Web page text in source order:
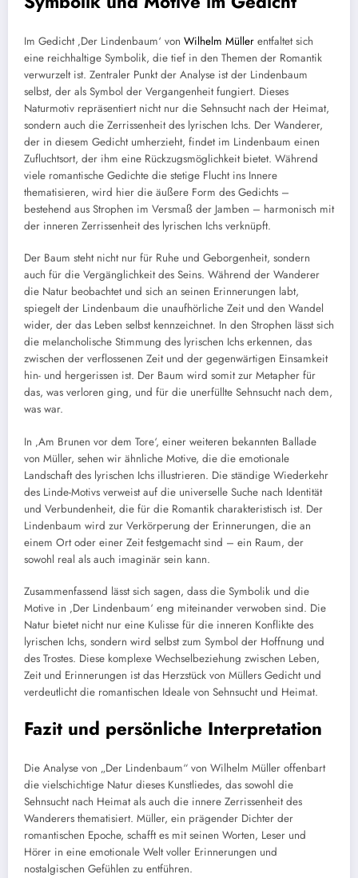
Im Gedicht ‚Der Lindenbaum‘ von Wilhelm Müller entfaltet sich
eine reichhaltige Symbolik, die tief in den Themen der Romantik
verwurzelt ist. Zentraler Punkt der Analyse ist der Lindenbaum
selbst, der als Symbol der Vergangenheit fungiert. Dieses
Naturmotiv repräsentiert nicht nur die Sehnsucht nach der Heimat,
sondern auch die Zerrissenheit des lyrischen Ichs. Der Wanderer,
der in diesem Gedicht umherzieht, findet im Lindenbaum einen
Zufluchtsort, der ihm eine Rückzugsmöglichkeit bietet. Während
viele romantische Gedichte die stetige Flucht ins Innere
thematisieren, wird hier die äußere Form des Gedichts –
bestehend aus Strophen im Versmaß der Jamben – harmonisch mit
der inneren Zerrissenheit des lyrischen Ichs verknüpft.
Der Baum steht nicht nur für Ruhe und Geborgenheit, sondern
auch für die Vergänglichkeit des Seins. Während der Wanderer
die Natur beobachtet und sich an seinen Erinnerungen labt,
spiegelt der Lindenbaum die unaufhörliche Zeit und den Wandel
wider, der das Leben selbst kennzeichnet. In den Strophen lässt sich
die melancholische Stimmung des lyrischen Ichs erkennen, das
zwischen der verflossenen Zeit und der gegenwärtigen Einsamkeit
hin- und hergerissen ist. Der Baum wird somit zur Metapher für
das, was verloren ging, und für die unerfüllte Sehnsucht nach dem,
was war.
In ‚Am Brunen vor dem Tore‘, einer weiteren bekannten Ballade
von Müller, sehen wir ähnliche Motive, die die emotionale
Landschaft des lyrischen Ichs illustrieren. Die ständige Wiederkehr
des Linde-Motivs verweist auf die universelle Suche nach Identität
und Verbundenheit, die für die Romantik charakteristisch ist. Der
Lindenbaum wird zur Verkörperung der Erinnerungen, die an
einem Ort oder einer Zeit festgemacht sind – ein Raum, der
sowohl real als auch imaginär sein kann.
Zusammenfassend lässt sich sagen, dass die Symbolik und die
Motive in ‚Der Lindenbaum‘ eng miteinander verwoben sind. Die
Natur bietet nicht nur eine Kulisse für die inneren Konflikte des
lyrischen Ichs, sondern wird selbst zum Symbol der Hoffnung und
des Trostes. Diese komplexe Wechselbeziehung zwischen Leben,
Zeit und Erinnerungen ist das Herzstück von Müllers Gedicht und
verdeutlicht die romantischen Ideale von Sehnsucht und Heimat.
Fazit und persönliche Interpretation
Die Analyse von „Der Lindenbaum“ von Wilhelm Müller offenbart
die vielschichtige Natur dieses Kunstliedes, das sowohl die
Sehnsucht nach Heimat als auch die innere Zerrissenheit des
Wanderers thematisiert. Müller, ein prägender Dichter der
romantischen Epoche, schafft es mit seinen Worten, Leser und
Hörer in eine emotionale Welt voller Erinnerungen und
nostalgischen Gefühlen zu entführen.